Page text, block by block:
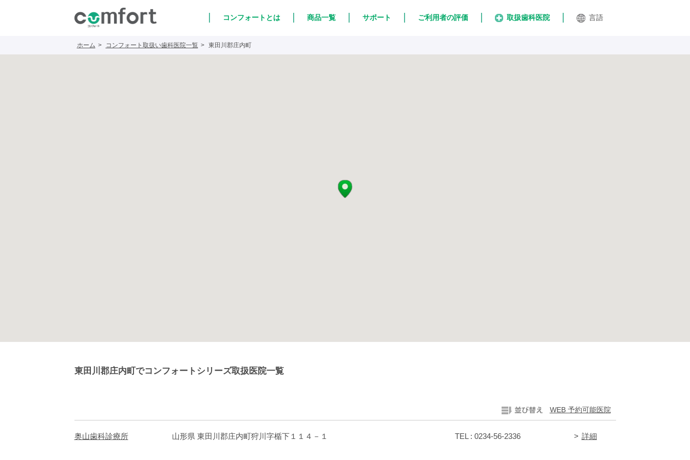
コンフォートとは 商品一覧 サポート ご利用者の評価 取扱歯科医院 言語
ホーム コンフォート取扱い歯科医院一覧 東田川郡庄内町
東田川郡庄内町でコンフォートシリーズ取扱医院一覧
WEB 予約可能医院
奥山歯科診療所 山形県 東田川郡庄内町狩川字楯下１１４－１ TEL : 0234-56-2336 詳細